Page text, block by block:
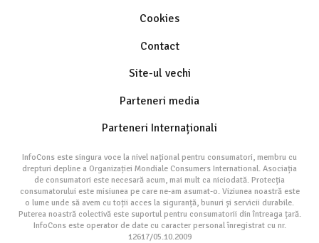
Cookies
Contact
Site-ul vechi
Parteneri media
Parteneri Internaționali
InfoCons este singura voce la nivel național pentru consumatori, membru cu
drepturi depline a Organizației Mondiale Consumers International. Asociația
de consumatori este necesară acum, mai mult ca niciodată. Protecția
consumatorului este misiunea pe care ne-am asumat-o. Viziunea noastră este
o lume unde să avem cu toții acces la siguranță, bunuri și servicii durabile.
Puterea noastră colectivă este suportul pentru consumatorii din întreaga țară.
InfoCons este operator de date cu caracter personal înregistrat cu nr.
12617/05.10.2009